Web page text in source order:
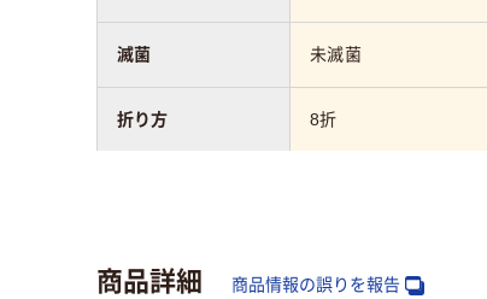
滅菌 未滅菌
折り方 8折
コア
商品詳細 商品情報の誤りを報告